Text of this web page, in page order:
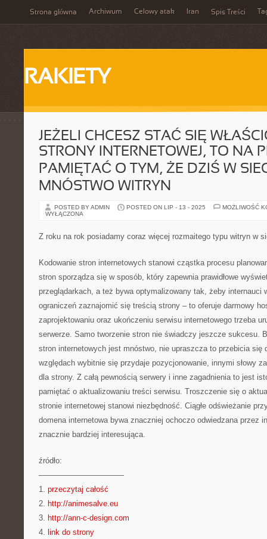
Strona główna Archiwum Celowy atak Iran Spis Treści
RAKIETY
JEŻELI CHCESZ STAĆ SIĘ
STRONY INTERNETOWEJ, TO NA
PAMIĘTAĆ O TYM, ŻE DZIŚ W
MNÓSTWO WITRYN
POSTED BY ADMIN POSTED ON LIP - 13 - 2025
MOŻLIWOŚĆ
WYŁĄCZONA
Z roku na rok posiadamy coraz więcej rozmaitego typu witryn w
Kodowanie stron internetowych stanowi cząstka procesu
stron sporządza się w sposób, który zapewnia prawidłowe
przeglądarkach, a też bywa optymalizowany tak, żeby internauci
ograniczeń zaznajomić się treścią strony – to oferuje darmowy
zaprojektowaniu oraz ukończeniu serwisu internetowego trzeba
serwerze. Samo tworzenie stron nie świadczy jeszcze sukcesu.
stron internetowych jest mnóstwo, nie upraszcza to przebicia się
względach wybitnie się przydaje pozycjonowanie, innymi słowy
dla strony. Z całą pewnością serwery i inne zagadnienia to jest
pamiętać o aktualizowaniu treści serwisu. Troszczenie się o
stronie internetowej stanowi niezbędność. Ciągłe odświeżanie
domena internetowa bywa znaczniej ochoczo odwiedzana przez
znacznie bardziej interesująca.
źródło:
———————————
1. przeczytaj całość
2. http://animesalve.eu
3. http://ann-c-design.com
4. link do strony